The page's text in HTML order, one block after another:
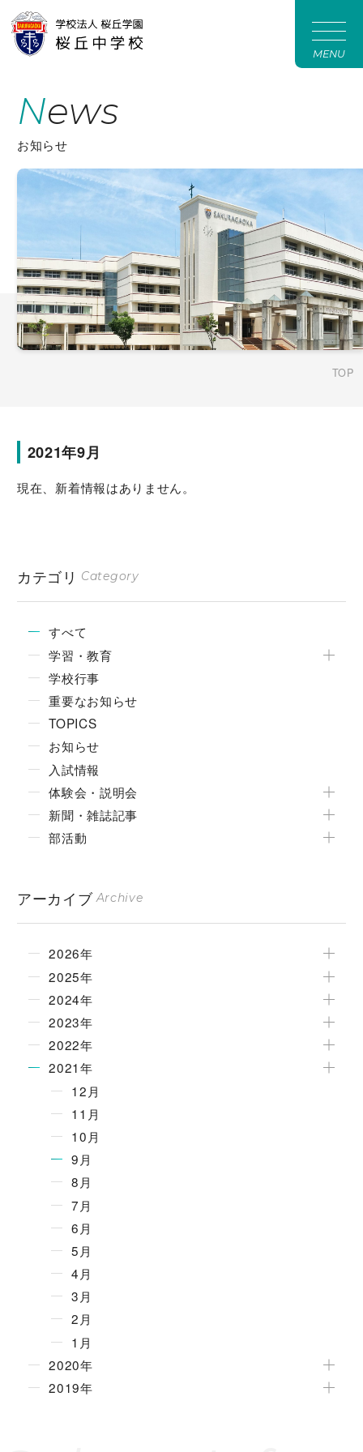
MENU
News
お知らせ
TOP
2021年9月
現在、新着情報はありません。
カテゴリ Category
すべて
学習・教育
学校行事
重要なお知らせ
TOPICS
お知らせ
入試情報
体験会・説明会
新聞・雑誌記事
部活動
アーカイブ Archive
2026年
2025年
2024年
2023年
2022年
2021年
12月
11月
10月
9月
8月
7月
6月
5月
4月
3月
2月
1月
2020年
2019年